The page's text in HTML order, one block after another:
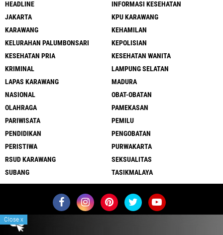
HEADLINE
INFORMASI KESEHATAN
JAKARTA
KPU KARAWANG
KARAWANG
KEHAMILAN
KELURAHAN PALUMBONSARI
KEPOLISIAN
KESEHATAN PRIA
KESEHATAN WANITA
KRIMINAL
LAMPUNG SELATAN
LAPAS KARAWANG
MADURA
NASIONAL
OBAT-OBATAN
OLAHRAGA
PAMEKASAN
PARIWISATA
PEMILU
PENDIDIKAN
PENGOBATAN
PERISTIWA
PURWAKARTA
RSUD KARAWANG
SEKSUALITAS
SUBANG
TASIKMALAYA
Close x